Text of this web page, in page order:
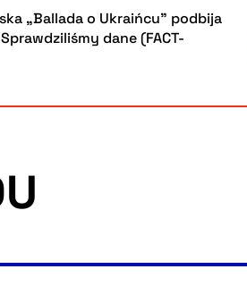
o Ukraińcu” podbija
dane (FACT-